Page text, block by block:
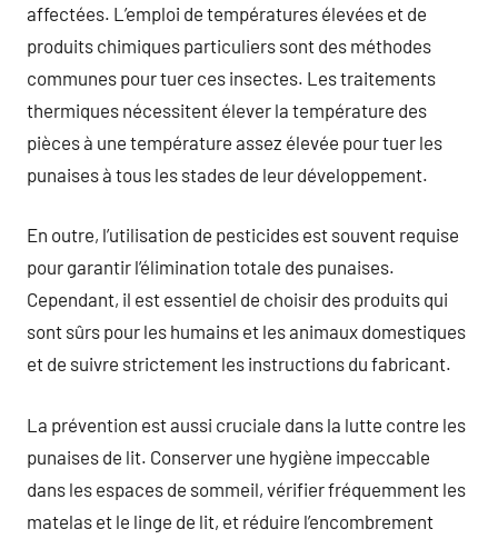
affectées. L’emploi de températures élevées et de
produits chimiques particuliers sont des méthodes
communes pour tuer ces insectes. Les traitements
thermiques nécessitent élever la température des
pièces à une température assez élevée pour tuer les
punaises à tous les stades de leur développement.
En outre, l’utilisation de pesticides est souvent requise
pour garantir l’élimination totale des punaises.
Cependant, il est essentiel de choisir des produits qui
sont sûrs pour les humains et les animaux domestiques
et de suivre strictement les instructions du fabricant.
La prévention est aussi cruciale dans la lutte contre les
punaises de lit. Conserver une hygiène impeccable
dans les espaces de sommeil, vérifier fréquemment les
matelas et le linge de lit, et réduire l’encombrement